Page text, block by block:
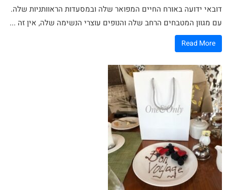
דובאי ידועה באורח החיים המפואר שלה ובמסעדות הראוותניות שלה.
עם מגוון המטבחים הרחב שלה והנופים עוצרי הנשימה שלה, אין זה ...
Read More